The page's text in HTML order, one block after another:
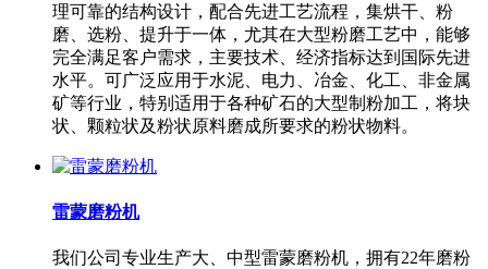
理可靠的结构设计，配合先进工艺流程，集烘干、粉
磨、选粉、提升于一体，尤其在大型粉磨工艺中，能够
完全满足客户需求，主要技术、经济指标达到国际先进
水平。可广泛应用于水泥、电力、冶金、化工、非金属
矿等行业，特别适用于各种矿石的大型制粉加工，将块
状、颗粒状及粉状原料磨成所要求的粉状物料。
雷蒙磨粉机
我们公司专业生产大、中型雷蒙磨粉机，拥有22年磨粉